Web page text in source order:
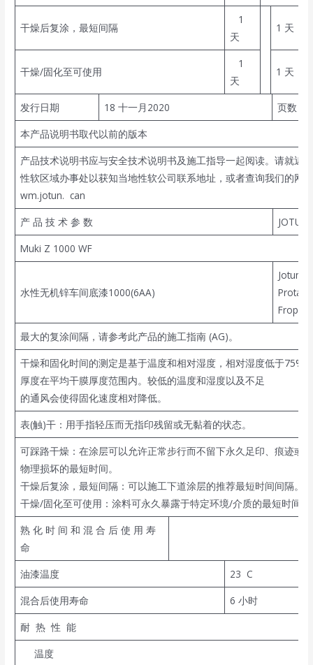
干燥后复涂，最短间隔
1
天
1 天
干燥/固化至可使用
1
天
1 天
发行日期 18 十一月2020
页数：
本产品说明书取代以前的版本
产品技术说明书应与安全技术说明书及施工指导一起阅读。请就近
性软区域办事处以获知当地性软公司联系地址，或者查询我们的网
wm.jotun. can
产 品 技 术 参 数
JOTUN
Muki Z 1000 WF
水性无机锌车间底漆1000(6AA)
最大的复涂间隔，请参考此产品的施工指南 (AG)。
干燥和固化时间的测定是基于温度和相对湿度，相对湿度低于75%,
厚度在平均干膜厚度范围内。较低的温度和湿度以及不足
的通风会使得固化速度相对降低。
表(触)干：用手指轻压而无指印残留或无黏着的状态。
可踩路干燥：在涂层可以允许正常步行而不留下永久足印、痕迹或
物理损坏的最短时间。
干燥后复涂，最短间隔：可以施工下道涂层的推荐最短时间间隔。
干燥/固化至可使用：涂料可永久暴露于特定环境/介质的最短时间。
熟 化 时 间 和 混 合 后 使 用 寿
命
油漆温度
23 C
混合后使用寿命
6 小时
耐 热 性 能
温度